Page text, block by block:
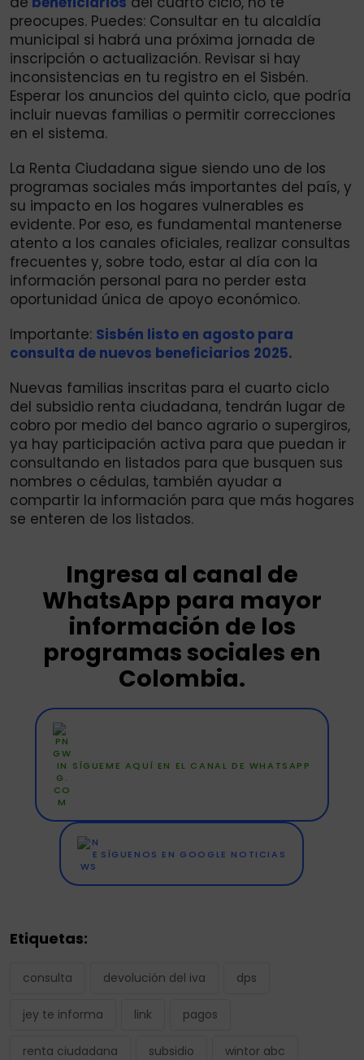
preocupes. Puedes: Consultar en tu alcaldía
municipal si habrá una próxima jornada de
inscripción o actualización. Revisar si hay
inconsistencias en tu registro en el Sisbén.
Esperar los anuncios del quinto ciclo, que podría
incluir nuevas familias o permitir correcciones
en el sistema.
La Renta Ciudadana sigue siendo uno de los
programas sociales más importantes del país, y
su impacto en los hogares vulnerables es
evidente. Por eso, es fundamental mantenerse
atento a los canales oficiales, realizar consultas
frecuentes y, sobre todo, estar al día con la
información personal para no perder esta
oportunidad única de apoyo económico.
Importante: Sisbén listo en agosto para
consulta de nuevos beneficiarios 2025.
Nuevas familias inscritas para el cuarto ciclo
del subsidio renta ciudadana, tendrán lugar de
cobro por medio del banco agrario o supergiros,
ya hay participación activa para que puedan ir
consultando en listados para que busquen sus
nombres o cédulas, también ayudar a
compartir la información para que más hogares
se enteren de los listados.
Ingresa al canal de
WhatsApp para mayor
información de los
programas sociales en
Colombia.
SÍGUEME AQUÍ EN EL CANAL DE WHATSAPP
SÍGUENOS EN GOOGLE NOTICIAS
Etiquetas:
consulta devolución del iva dps
jey te informa link pagos
renta ciudadana subsidio wintor abc